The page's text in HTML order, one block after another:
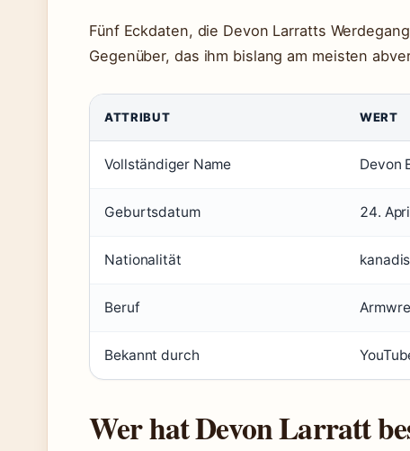
Fünf Eckdaten, die Devon Larratts
Gegenüber, das ihm bislang am meisten
ATTRIBUT WERT
Vollständiger Name Devon
Geburtsdatum 24.
Nationalität
Beruf
Bekannt durch
Wer hat Devon Larratt